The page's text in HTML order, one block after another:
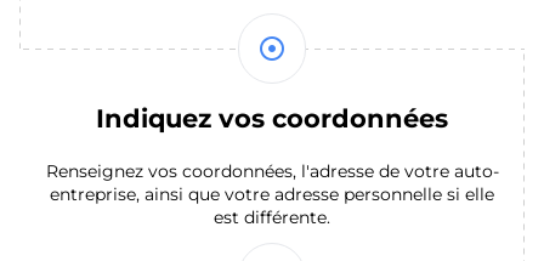
mode_standby
Indiquez vos coordonnées
Renseignez vos coordonnées, l'adresse de votre auto-
entreprise, ainsi que votre adresse personnelle si elle
est différente.